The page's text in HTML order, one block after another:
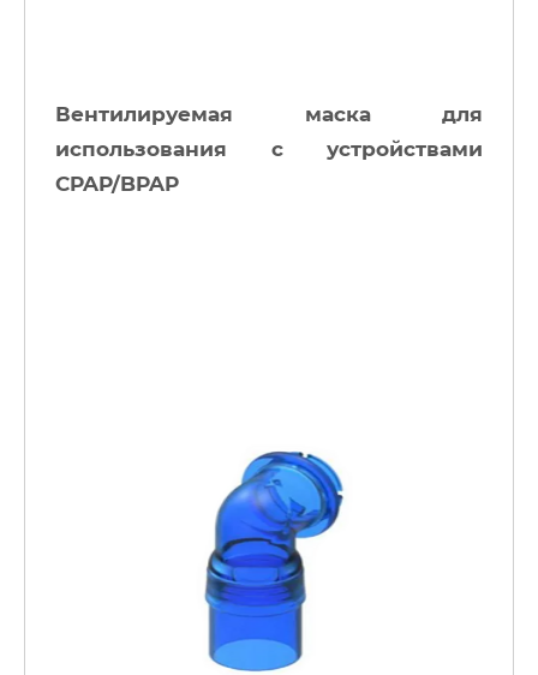
Вентилируемая маска для
использования с устройствами
CPAP/BPAP